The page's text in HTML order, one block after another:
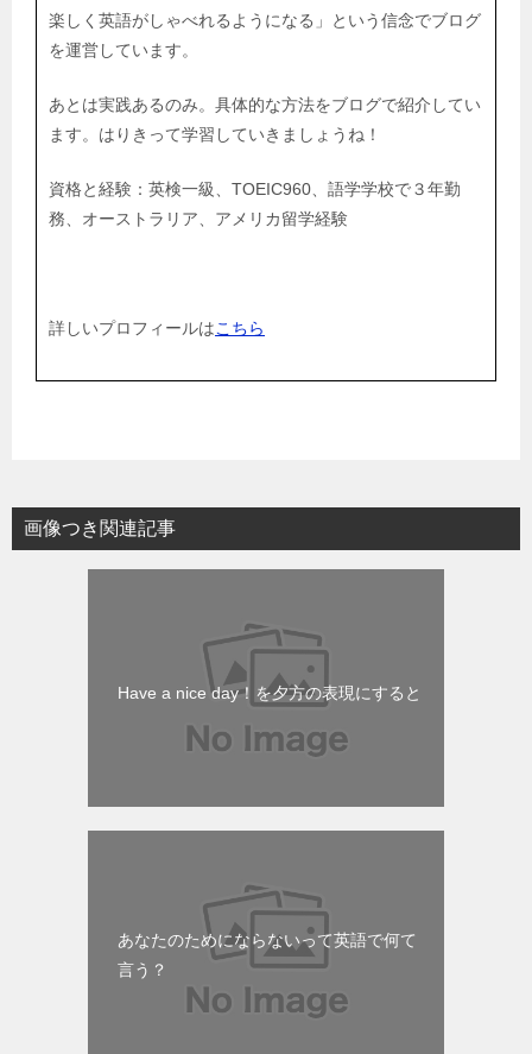
楽しく英語がしゃべれるようになる」という信念でブログ
を運営しています。
あとは実践あるのみ。具体的な方法をブログで紹介してい
ます。はりきって学習していきましょうね！
資格と経験：英検一級、TOEIC960、語学学校で３年勤
務、オーストラリア、アメリカ留学経験
詳しいプロフィールはこちら
画像つき関連記事
Have a nice day！を夕方の表現にすると
あなたのためにならないって英語で何て
言う？